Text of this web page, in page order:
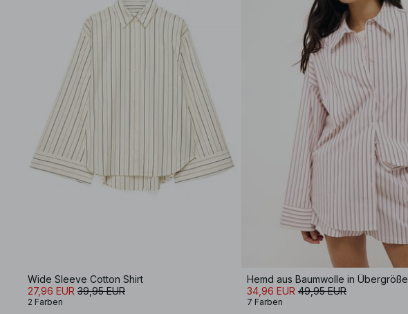
Wide Sleeve Cotton Shirt
27,96 EUR 39,95 EUR
2 Farben
Hemd aus Baumwolle in Übergröße
34,96 EUR 49,95 EUR
7 Farben